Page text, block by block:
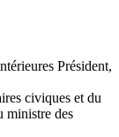
Président,
civiques et du
ministre des